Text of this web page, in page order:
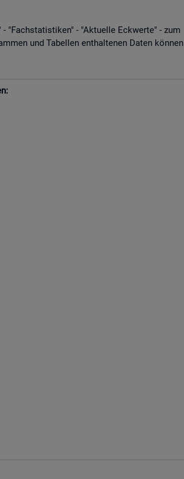
"Fach­sta­tis­ti­ken" - "Ak­tu­el­le Eck­wer­te" - zum
und Ta­bel­len ent­hal­te­nen Daten kön­nen